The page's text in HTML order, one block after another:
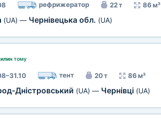
рефрижератор 22 т 86 м³
(UA) — Чернівецька обл. (UA)
тому
тент 20 т 86 м³
Дністровський (UA) — Чернівці (UA)